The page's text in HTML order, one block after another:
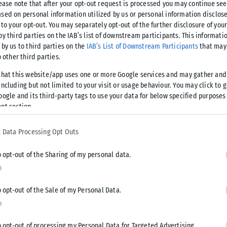
note that after your opt-out request is processed you may continue
on personal information utilized by us or personal information
your opt-out. You may separately opt-out of the further disclosure of
third parties on the IAB’s list of downstream participants. This
by us to third parties on the IAB’s List of Downstream Participantsthat
other third parties.
this website/app uses one or more Google services and may gather
but not limited to your visit or usage behaviour. You may click to
and its third-party tags to use your data for below specified
section.
Data Processing Opt Outs
opt-out of the Sharing of my personal data.
opt-out of the Sale of my Personal Data.
αεροπορικές επιδείξεις
της Πολεμικής μας Αεροπορίας,
των αεροσκαφών της, στον
Εθνικής Άμυνας Νίκος Δένδιας.
να είναι βέβαιοι για την αποτελεσματική
ακόμη και ένα μικρό μέρος των δυνατοτήτων
και τους άνδρες της Πολεμικής μας Αεροπορίας».